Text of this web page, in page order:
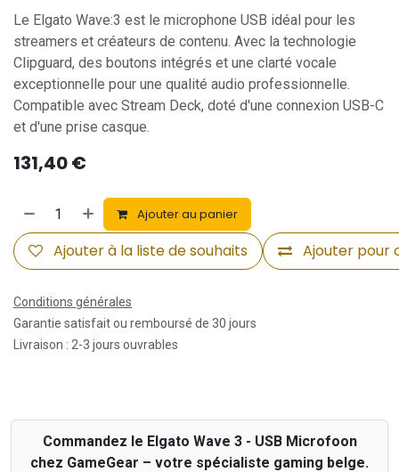
Le Elgato Wave:3 est le microphone USB idéal pour les
streamers et créateurs de contenu. Avec la technologie
Clipguard, des boutons intégrés et une clarté vocale
exceptionnelle pour une qualité audio professionnelle.
Compatible avec Stream Deck, doté d'une connexion USB-C
et d'une prise casque.
131,40€
Ajouter au panier
Ajouter pour
Ajouter à la liste de souhaits
Conditions générales
Garantie satisfait ou remboursé de 30 jours
Livraison : 2-3 jours ouvrables
Commandez le Elgato Wave 3 - USB Microfoon
chez GameGear – votre spécialiste gaming belge.